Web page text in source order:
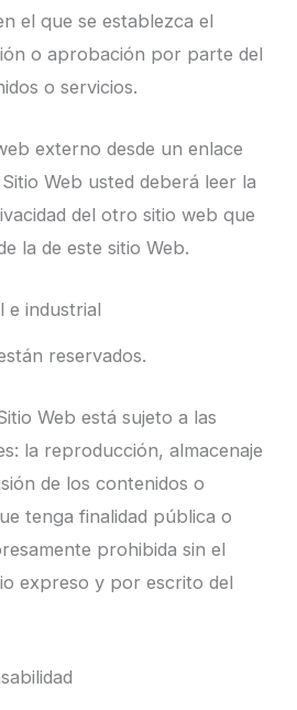
el que se establezca el
o aprobación por parte del
o servicios.
externo desde un enlace
Web usted deberá leer la
del otro sitio web que
la de este sitio Web.
e industrial
reservados.
Web está sujeto a las
la reproducción, almacenaje
de los contenidos o
tenga finalidad pública o
prohibida sin el
expreso y por escrito del